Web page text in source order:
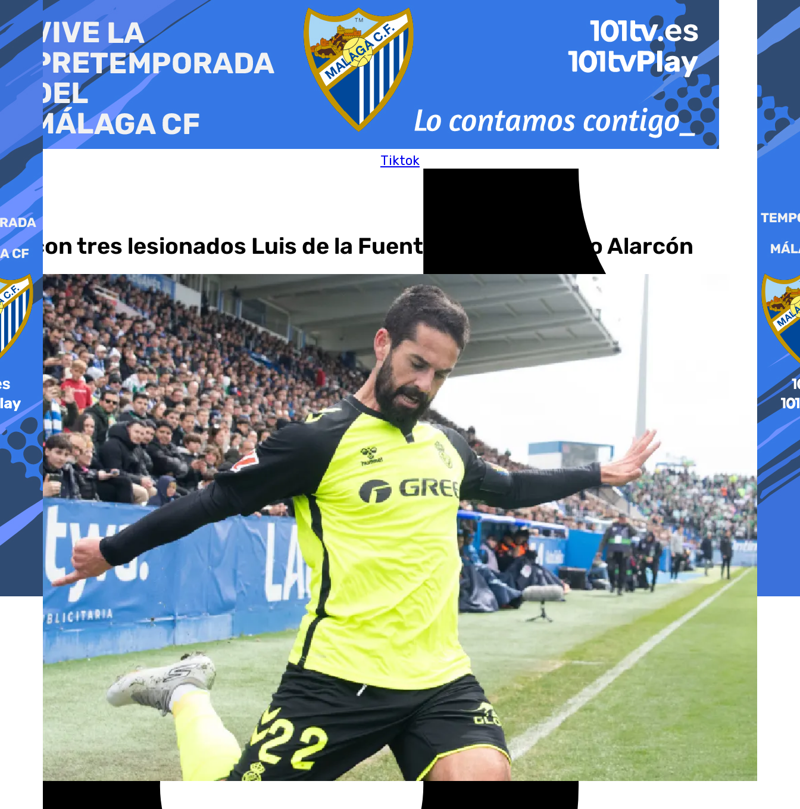
al
contenido
Tiktok
Ni con tres lesionados Luis de la Fuente convoca a Isco Alarcón